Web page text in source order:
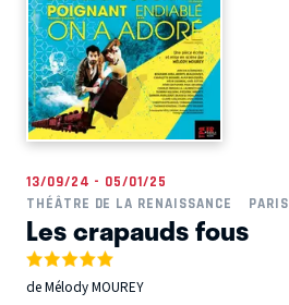
13/09/24 - 05/01/25
THÉÂTRE DE LA RENAISSANCE
PARIS
Les crapauds fous
de Mélody MOUREY